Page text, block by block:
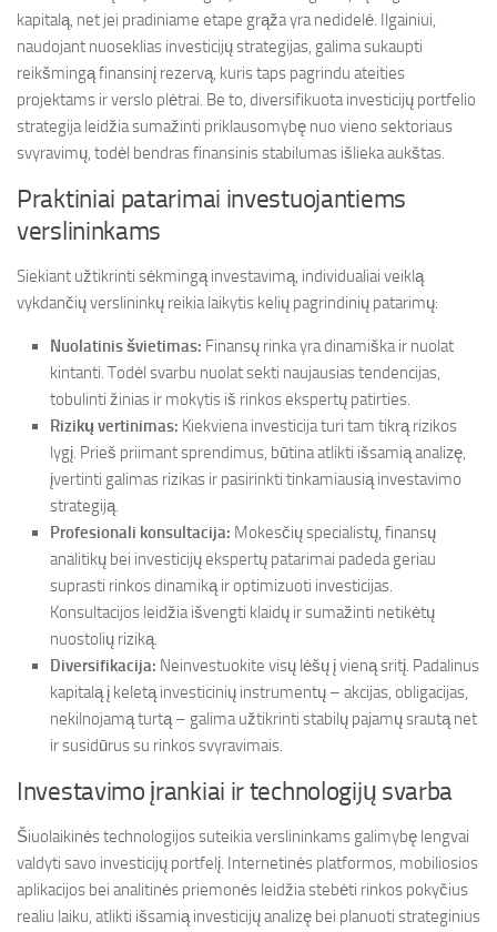
kapitalą, net jei pradiniame etape grąža yra nedidelė. Ilgainiui,
naudojant nuoseklias investicijų strategijas, galima sukaupti
reikšmingą finansinį rezervą, kuris taps pagrindu ateities
projektams ir verslo plėtrai. Be to, diversifikuota investicijų portfelio
strategija leidžia sumažinti priklausomybę nuo vieno sektoriaus
svyravimų, todėl bendras finansinis stabilumas išlieka aukštas.
Praktiniai patarimai investuojantiems
verslininkams
Siekiant užtikrinti sėkmingą investavimą, individualiai veiklą
vykdančių verslininkų reikia laikytis kelių pagrindinių patarimų:
Nuolatinis švietimas: Finansų rinka yra dinamiška ir nuolat
kintanti. Todėl svarbu nuolat sekti naujausias tendencijas,
tobulinti žinias ir mokytis iš rinkos ekspertų patirties.
Rizikų vertinimas: Kiekviena investicija turi tam tikrą rizikos
lygį. Prieš priimant sprendimus, būtina atlikti išsamią analizę,
įvertinti galimas rizikas ir pasirinkti tinkamiausią investavimo
strategiją.
Profesionali konsultacija: Mokesčių specialistų, finansų
analitikų bei investicijų ekspertų patarimai padeda geriau
suprasti rinkos dinamiką ir optimizuoti investicijas.
Konsultacijos leidžia išvengti klaidų ir sumažinti netikėtų
nuostolių riziką.
Diversifikacija: Neinvestuokite visų lėšų į vieną sritį. Padalinus
kapitalą į keletą investicinių instrumentų – akcijas, obligacijas,
nekilnojamą turtą – galima užtikrinti stabilų pajamų srautą net
ir susidūrus su rinkos svyravimais.
Investavimo įrankiai ir technologijų svarba
Šiuolaikinės technologijos suteikia verslininkams galimybę lengvai
valdyti savo investicijų portfelį. Internetinės platformos, mobiliosios
aplikacijos bei analitinės priemonės leidžia stebėti rinkos pokyčius
realiu laiku, atlikti išsamią investicijų analizę bei planuoti strateginius